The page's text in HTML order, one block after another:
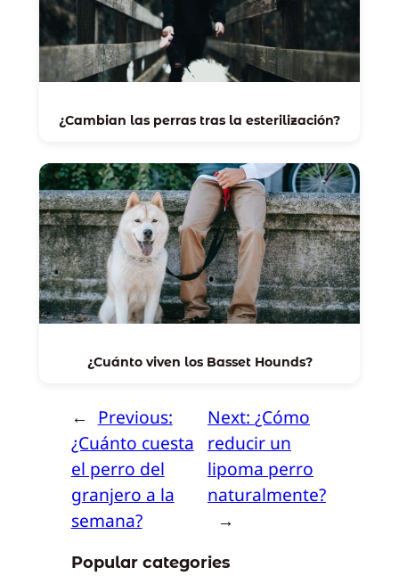
¿Cambian las perras tras la esterilización?
¿Cuánto viven los Basset Hounds?
← Previous:
¿Cuánto cuesta
el perro del
granjero a la
semana?
Next: ¿Cómo
reducir un
lipoma perro
naturalmente?
→
Popular categories